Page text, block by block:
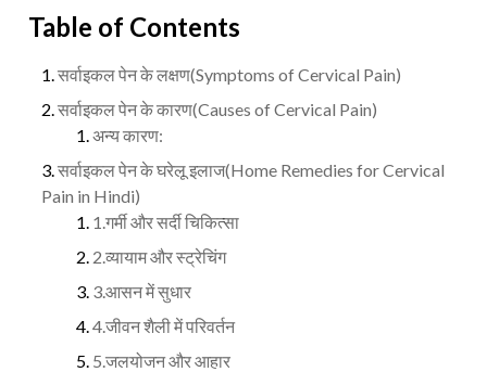
Table of Contents
सर्वाइकल पेन के लक्षण(Symptoms of Cervical Pain)
सर्वाइकल पेन के कारण(Causes of Cervical Pain)
अन्य कारण:
सर्वाइकल पेन के घरेलू इलाज(Home Remedies for Cervical
Pain in Hindi)
1.गर्मी और सर्दी चिकित्सा
2.व्यायाम और स्ट्रेचिंग
3.आसन में सुधार
4.जीवन शैली में परिवर्तन
5.जलयोजन और आहार